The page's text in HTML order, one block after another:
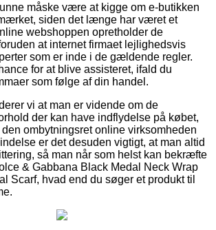
måske være at kigge om e-butikken
siden det længe har været et
webshoppen opretholder de
at internet firmaet lejlighedsvis
som er inde i de gældende regler.
for at blive assisteret, ifald du
som følge af din handel.
vi at man er vidende om de
der kan have indflydelse på købet,
ombytningsret online virksomheden
er det desuden vigtigt, at man altid
så man når som helst kan bekræfte
& Gabbana Black Medal Neck Wrap
Scarf, hvad end du søger et produkt til